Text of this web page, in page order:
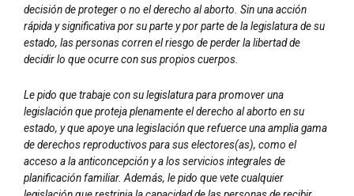
decisión de proteger o no el derecho al aborto. Sin una acción
rápida y significativa por su parte y por parte de la legislatura de su
estado, las personas corren el riesgo de perder la libertad de
decidir lo que ocurre con sus propios cuerpos.
Le pido que trabaje con su legislatura para promover una
legislación que proteja plenamente el derecho al aborto en su
estado, y que apoye una legislación que refuerce una amplia gama
de derechos reproductivos para sus electores(as), como el
acceso a la anticoncepción y a los servicios integrales de
planificación familiar. Además, le pido que vete cualquier